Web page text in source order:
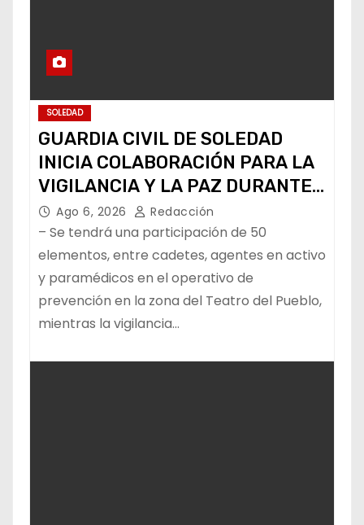
SOLEDAD
GUARDIA CIVIL DE SOLEDAD
INICIA COLABORACIÓN PARA LA
VIGILANCIA Y LA PAZ DURANTE
LA FENAPO
Ago 6, 2026 Redacción
– Se tendrá una participación de 50
elementos, entre cadetes, agentes en activo
y paramédicos en el operativo de
prevención en la zona del Teatro del Pueblo,
mientras la vigilancia…